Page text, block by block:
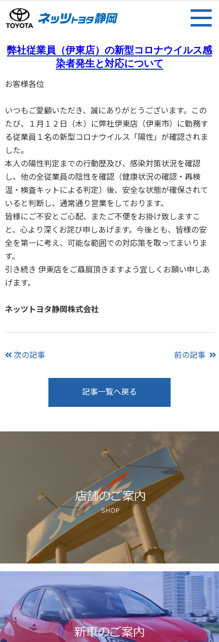
弊社従業員（伊東店）の新型コロナウイルス感
染者発生と対応について
お客様各位
いつもご愛顧いただき、誠にありがとうございます。この
たび、１月１２日（木）に弊社伊東店（伊東市）に勤務す
る従業員１名の新型コロナウイルス「陽性」が確認されま
した。
本人の陽性判定までの行動歴及び、感染対策状況を確認
し、他の全従業員の陰性を確認（健康状況の確認・再検
温・検査キットによる判定）後、安全な状態が確保されて
いると判断し、通常通り営業をしております。
皆様にご不安とご心配、またご不便をお掛け致しますこ
と、心より深くお詫び申しあげます。今後とも、皆様の安
全を第一に考え、可能な範囲での対応策を取ってまいりま
す。
引き続き 伊東店をご贔屓頂きますよう宜しくお願い申しあ
げます。
ネッツトヨタ静岡株式会社
次の記事 前の記事
記事一覧へ戻る